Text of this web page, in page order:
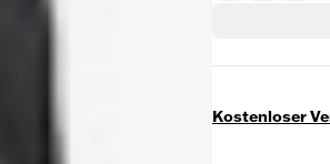
Kostenloser